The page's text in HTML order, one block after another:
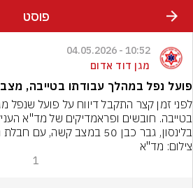
פוסט
10:52 - 04.05.2026
מגן דוד אדום
פועל נפל במהלך עבודתו בטייבה,
בלינסון, גבר כבן 50 במצב קשה, עם חבלת ראש.
צילום: מד"א
1